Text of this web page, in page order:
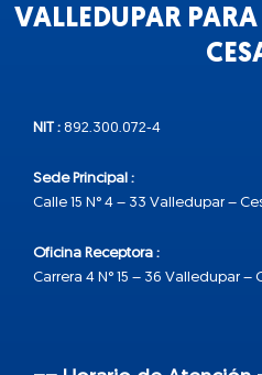
VALLEDUPAR
NIT : 892.300.072-4
Sede Principal :
Calle 15 N° 4 – 33 Valledupar –
Oficina Receptora :
Carrera 4 N° 15 – 36 Valledupar –